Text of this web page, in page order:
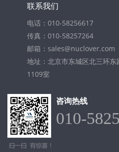
联系我们
电话：010-58256617
传真：010-58257264
邮箱：sales@nuclover.com
地址：北京市东城区北三环
1109室
咨询热线
010-